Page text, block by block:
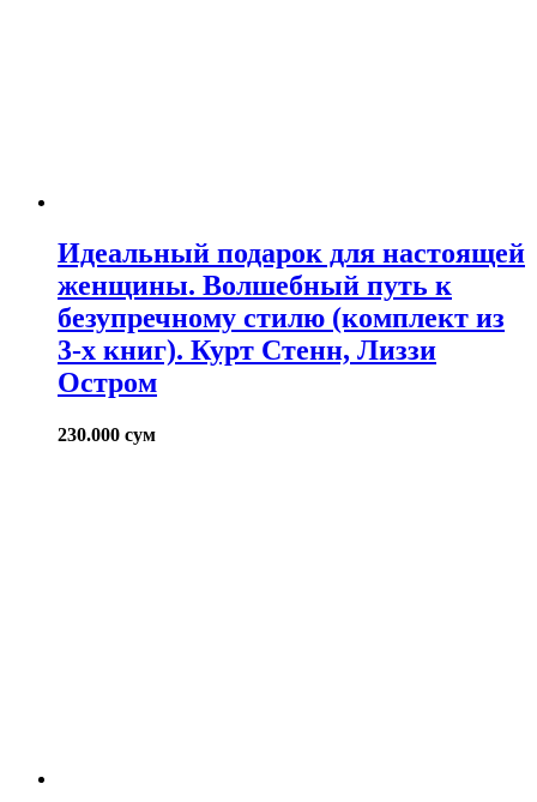
Идеальный подарок для настоящей
женщины. Волшебный путь к
безупречному стилю (комплект из
3-х книг). Курт Стенн, Лиззи
Остром
230.000 сум